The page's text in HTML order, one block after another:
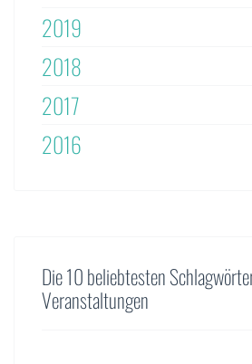
2019
2018
2017
2016
Die 10 beliebtesten
Veranstaltungen